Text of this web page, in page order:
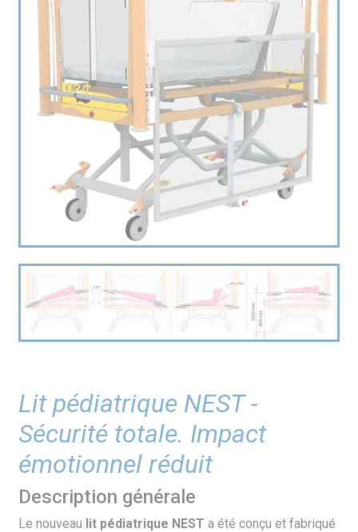
Lit pédiatrique NEST -
Sécurité totale. Impact
émotionnel réduit
Description générale
Le nouveau lit pédiatrique NEST a été conçu et fabriqué